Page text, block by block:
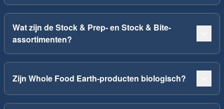
Wat zijn de Stock & Prep- en Stock & Bite-
assortimenten?
Zijn Whole Food Earth-producten biologisch?